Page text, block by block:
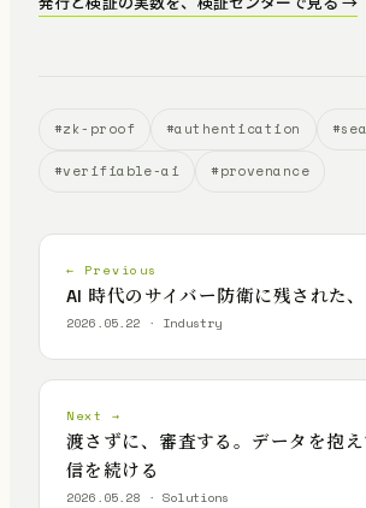
#zk-proof #authentication
#verifiable-ai #provenance
← Previous
AI 時代のサイバー防衛に残された
2026.05.22 · Industry
Next →
渡さずに、審査する。データを抱
信を続ける
2026.05.28 · Solutions